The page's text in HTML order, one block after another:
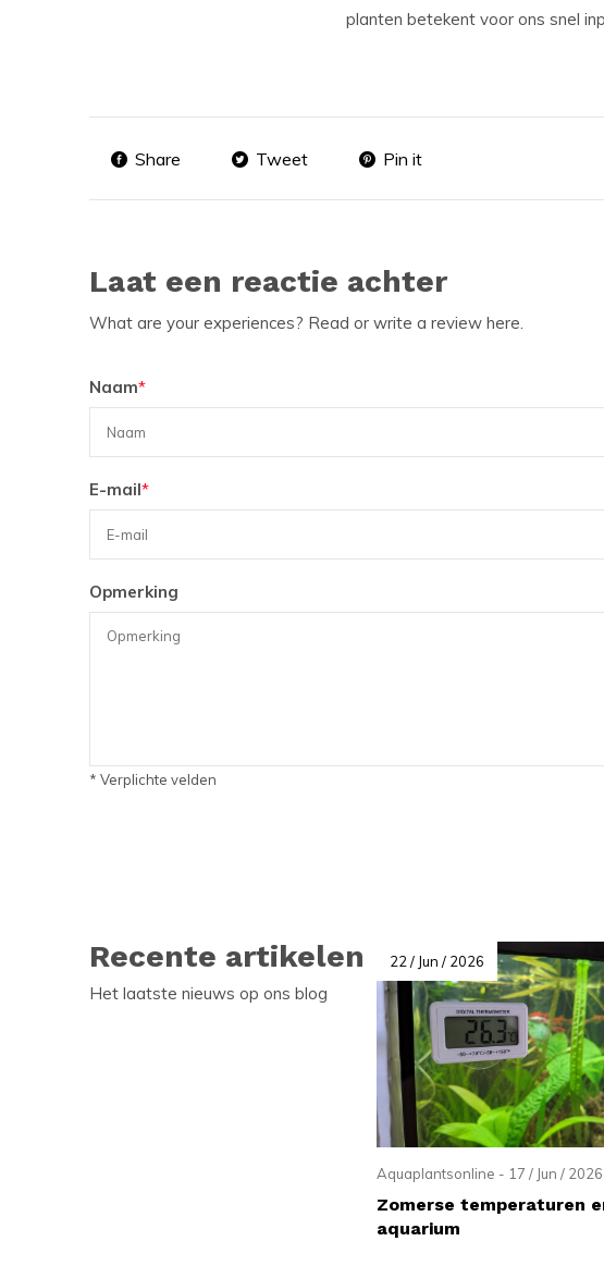
planten betekent voor ons snel
Share Tweet Pin it
Laat een reactie achter
What are your experiences? Read or write a review here.
Naam*
E-mail*
Opmerking
* Verplichte velden
Recente artikelen
Het laatste nieuws op ons blog
22 / Jun / 2026
Aquaplantsonline - 17 / Jun / 2026
Zomerse temperaturen
aquarium